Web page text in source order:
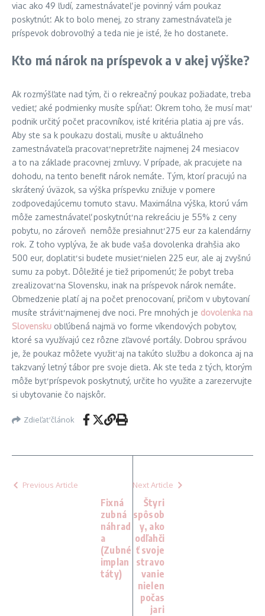
viac ako 49 ľudí, zamestnávateľ je povinný vám poukaz
poskytnúť. Ak to bolo menej, zo strany zamestnávateľa je
príspevok dobrovoľný a teda nie je isté, že ho dostanete.
Kto má nárok na príspevok a v akej výške?
Ak rozmýšľate nad tým, či o rekreačný poukaz požiadate, treba
vedieť, aké podmienky musíte spĺňať. Okrem toho, že musí mať
podnik určitý počet pracovníkov, isté kritéria platia aj pre vás.
Aby ste sa k poukazu dostali, musíte u aktuálneho
zamestnávateľa pracovať nepretržite najmenej 24 mesiacov
a to na základe pracovnej zmluvy. V prípade, ak pracujete na
dohodu, na tento benefit nárok nemáte. Tým, ktorí pracujú na
skrátený úväzok, sa výška príspevku znižuje v pomere
zodpovedajúcemu tomuto stavu. Maximálna výška, ktorú vám
môže zamestnávateľ poskytnúť na rekreáciu je 55% z ceny
pobytu, no zároveň nemôže presiahnuť 275 eur za kalendárny
rok. Z toho vyplýva, že ak bude vaša dovolenka drahšia ako
500 eur, doplatiť si budete musieť nielen 225 eur, ale aj zvyšnú
sumu za pobyt. Dôležité je tiež pripomenúť, že pobyt treba
zrealizovať na Slovensku, inak na príspevok nárok nemáte.
Obmedzenie platí aj na počet prenocovaní, pričom v ubytovaní
musíte stráviť najmenej dve noci. Pre mnohých je dovolenka na
Slovensku obľúbená najmä vo forme víkendových pobytov,
ktoré sa využívajú cez rôzne zľavové portály. Dobrou správou
je, že poukaz môžete využiť aj na takúto službu a dokonca aj na
takzvaný letný tábor pre svoje dieťa. Ak ste teda z tých, ktorým
môže byť príspevok poskytnutý, určite ho využite a zarezervujte
si ubytovanie čo najskôr.
Zdieľať článok
Previous Article
Fixná
zubná
náhrad
a
(Zubné
implan
táty)
Next Article
Štyri
spôsob
y, ako
odľahči
ť svoje
stravo
vanie
nielen
počas
jari